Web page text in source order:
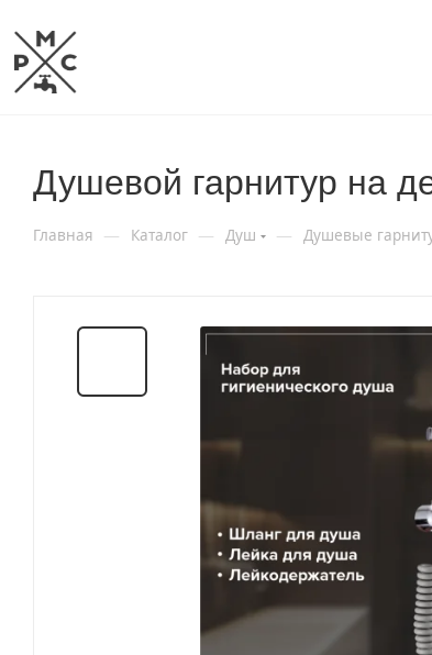
Душевой гарнитур на
Главная — Каталог — Душ — Душевые